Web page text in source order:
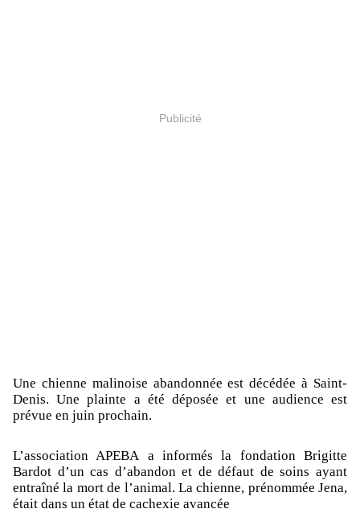
Publicité
Une chienne malinoise abandonnée est décédée à Saint-
Denis. Une plainte a été déposée et une audience est
prévue en juin prochain.
L’association APEBA a informés la fondation Brigitte
Bardot d’un cas d’abandon et de défaut de soins ayant
entraîné la mort de l’animal. La chienne, prénommée Jena,
était dans un état de cachexie avancée